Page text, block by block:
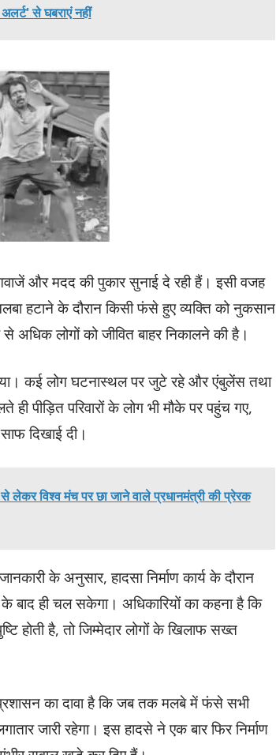
से घबराएं नहीं
और मदद की पुकार सुनाई दे रही हैं। इसी वजह
हटाने के दौरान किसी फंसे हुए व्यक्ति को नुकसान
अधिक लोगों को जीवित बाहर निकालने की है।
कई लोग घटनास्थल पर जुटे रहे और एंबुलेंस तथा
पीड़ित परिवारों के लोग भी मौके पर पहुंच गए,
दिखाई दी।
लेकर विश्व मंच पर छा जाने वाले प्रधानमंत्री की प्रेरक
के अनुसार, हादसा निर्माण कार्य के दौरान
ही चल सकेगा। अधिकारियों का कहना है कि
होती है, तो जिम्मेदार लोगों के खिलाफ सख्त
का दावा है कि जब तक मलबे में फंसे सभी
जारी रहेगा। इस हादसे ने एक बार फिर निर्माण